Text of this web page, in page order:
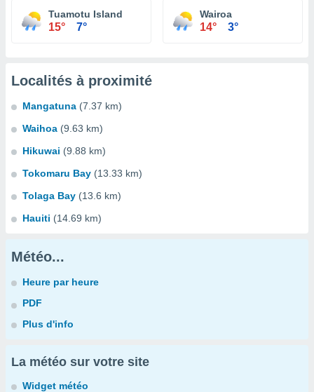
Tuamotu Island
15° 7°
Wairoa
14° 3°
Localités à proximité
Mangatuna (7.37 km)
Waihoa (9.63 km)
Hikuwai (9.88 km)
Tokomaru Bay (13.33 km)
Tolaga Bay (13.6 km)
Hauiti (14.69 km)
Météo...
Heure par heure
PDF
Plus d'info
La météo sur votre site
Widget météo